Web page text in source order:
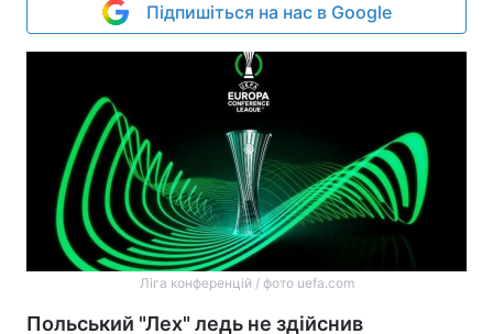
Підпишіться на нас в Google
Ліга конференцій / фото uefa.com
Польський "Лех" ледь не здійснив